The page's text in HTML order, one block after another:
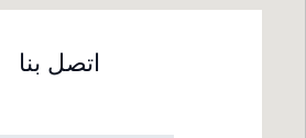
اتصل بنا